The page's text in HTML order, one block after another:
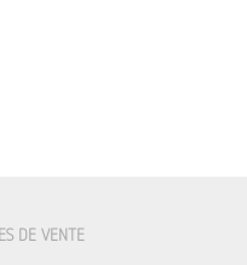
DE VENTE